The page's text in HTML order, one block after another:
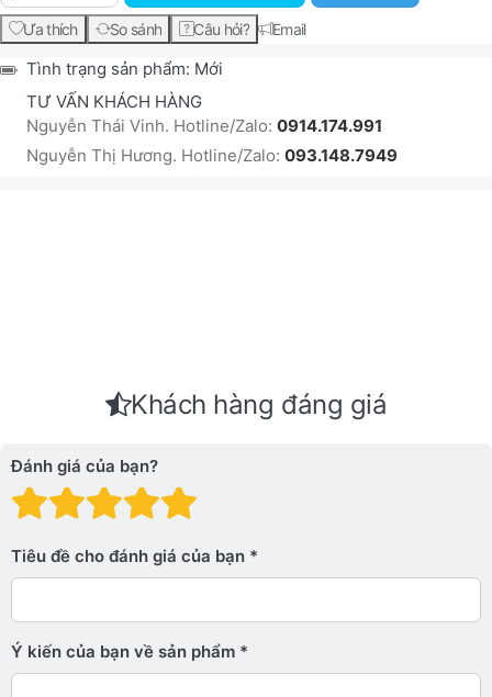
Ưa thích So sánh Câu hỏi? Email
Tình trạng sản phẩm: Mới
TƯ VẤN KHÁCH HÀNG
Nguyễn Thái Vinh. Hotline/Zalo: 0914.174.991
Nguyễn Thị Hương. Hotline/Zalo: 093.148.7949
Khách hàng đáng giá
Đánh giá của bạn?
Đánh giá: 4 trên 5
Đánh giá: 3 trên 5 sao.
Đánh giá: 2 trên 5 sao.
Đánh giá: 1 trên 5 sao. Xấu
Tiêu đề cho đánh giá của bạn
Ý kiến ​​của bạn về sản phẩm